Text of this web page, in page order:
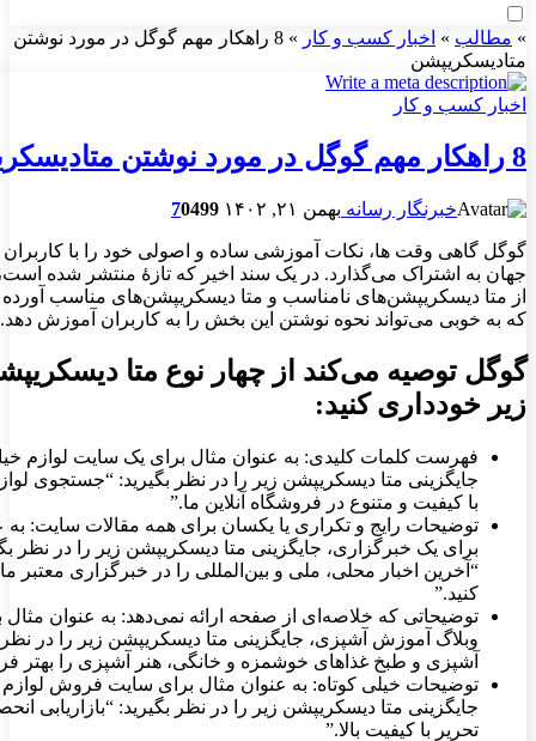
» مطالب » اخبار کسب و کار »
8 راهکار مهم گوگل در مورد نوشتن
متادیسکریپشن
اخبار کسب و کار
8 راهکار مهم گوگل در مورد نوشتن متادیسکریپشن
خبرنگار رسانه بهمن ۲۱, ۱۴۰۲ 70499
گوگل گاهی وقت ها، نکات آموزشی ساده و اصولی خود را با
جهان به اشتراک می‌گذارد. در یک سند اخیر که تازهٔ منتشر شده
از متا دیسکریپشن‌های نامناسب و متا دیسکریپشن‌های مناسب
که به خوبی می‌تواند نحوه نوشتن این بخش را به کاربران آموزش دهد.
گوگل توصیه می‌کند از چهار نوع متا
زیر خودداری کنید:
فهرست کلمات کلیدی: به عنوان مثال برای یک سایت لوازم
جایگزینی متا دیسکریپشن زیر را در نظر بگیرید: “جستجوی
با کیفیت و متنوع در فروشگاه آنلاین ما.”
توضیحات رایج و تکراری یا یکسان برای همه مقالات سایت: به
برای یک خبرگزاری، جایگزینی متا دیسکریپشن زیر را در نظر
“آخرین اخبار محلی، ملی و بین‌المللی را در خبرگزاری معتبر ما
کنید.”
توضیحاتی که خلاصه‌ای از صفحه ارائه نمی‌دهد: به عنوان مثال
وبلاگ آموزش آشپزی، جایگزینی متا دیسکریپشن زیر را در نظر
آشپزی و طبخ غذاهای خوشمزه و خانگی، هنر آشپزی را بهتر
توضیحات خیلی کوتاه: به عنوان مثال برای سایت فروش لوازم
جایگزینی متا دیسکریپشن زیر را در نظر بگیرید: “بازاریابی
تحریر با کیفیت بالا.”